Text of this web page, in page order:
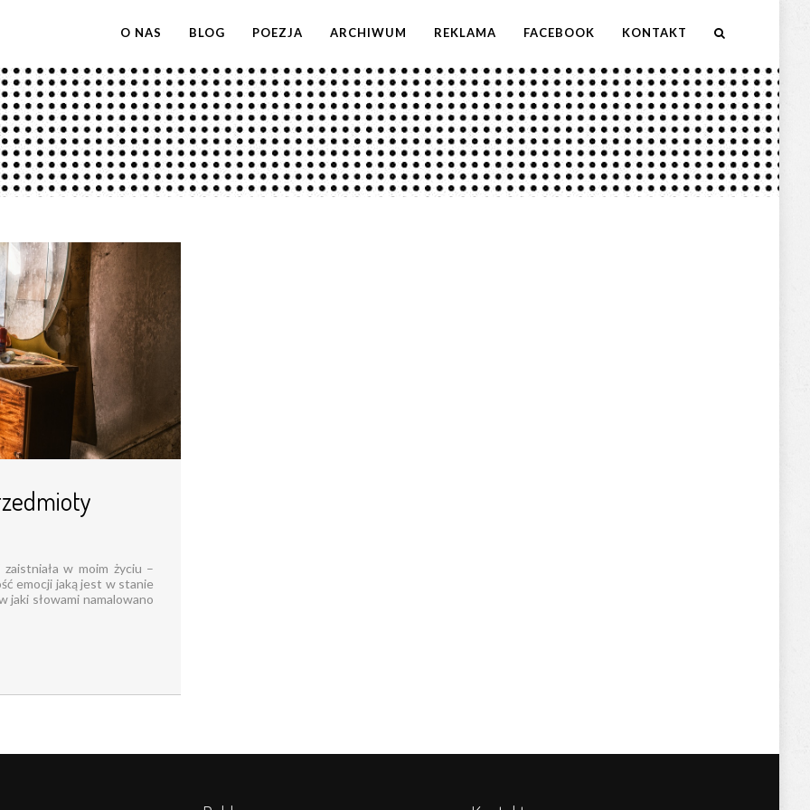
O NAS BLOG POEZJA ARCHIWUM REKLAMA FACEBOOK KONTAKT
w moim życiu –
emocji jaką jest w stanie
jaki słowami namalowano